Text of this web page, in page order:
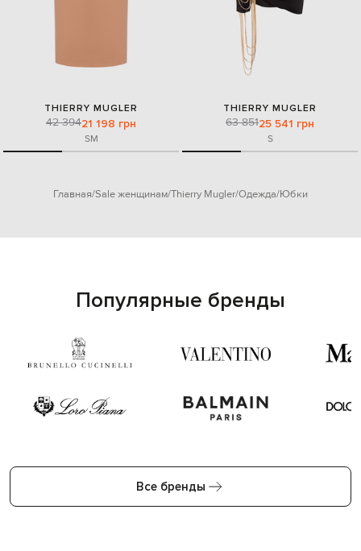
THIERRY MUGLER
42 39421 198 грн
SM
THIERRY MUGLER
63 85125 541 грн
S
Главная Sale женщинам Thierry Mugler Одежда Юбки
Популярные бренды
Все бренды